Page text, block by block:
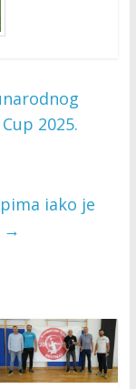
2025.
iako je
→